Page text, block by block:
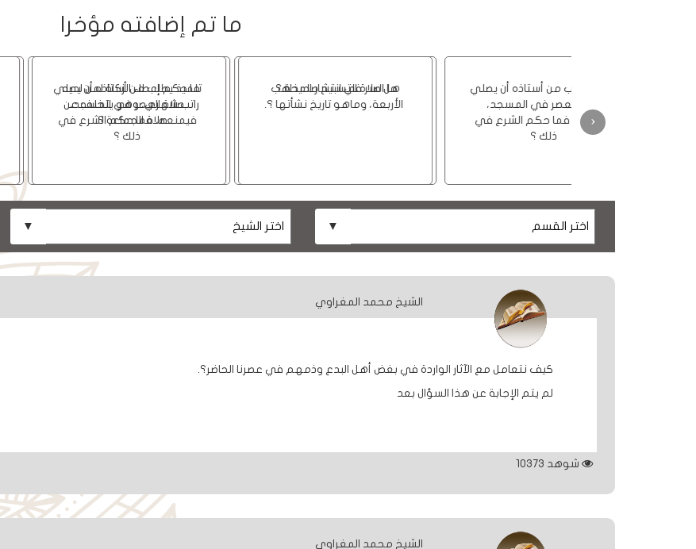
الكتب
الإلكترونية
قسم
الضوئية
المخطوطات
الفتاوى
ما تم إضافته مؤخرا
تلميذ يطلب من أستاذه أن يصلي
صلاة العصر في المسجد،
فيمنعه، فما حكم الشرع في
هل صلاة التسبيح صحيحة ؟
ما حكم إعطاء الزكاة لمن
راتب شهري، وهو يتخلف
صلاة الجماعة ؟.
‹
الشيخ محمد المغراوي
كيف نتعامل مع الآثار الواردة في بغض أهل البدع وذمهم في عصرنا الحاضر؟.
لم يتم الإجابة عن هذا السؤال بعد
شوهد 10373
الشيخ محمد المغراوي